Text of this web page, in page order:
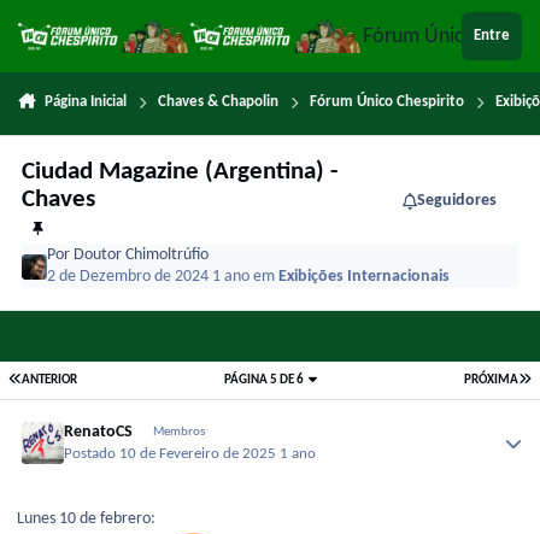
Fórum ÚnicoEntre
Página Inicial Chaves & Chapolin Fórum Único Chespirito
Ciudad Magazine (Argentina) -
Chaves
Seguidores
Por Doutor Chimoltrúfio
2 de Dezembro de 2024 1 anoemExibições Internacionais
ANTERIOR PRÓXIMA
PÁGINA 5 DE 6
RenatoCS Membros
Postado 10 de Fevereiro de 2025 1 ano
Lunes 10 de febrero: